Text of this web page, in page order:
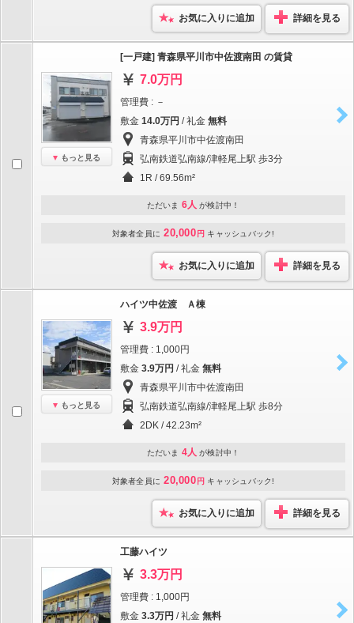
お気に入りに追加 詳細を見る
もっと見る
[一戸建] 青森県平川市中佐渡南田 の賃貸
7.0万円
管理費 : －
敷金 14.0万円 / 礼金 無料
青森県平川市中佐渡南田
弘南鉄道弘南線/津軽尾上駅 歩3分
1R / 69.56m²
ただいま 6人 が検討中！
対象者全員に 20,000 円 キャッシュバック!
お気に入りに追加 詳細を見る
もっと見る
ハイツ中佐渡 Ａ棟
3.9万円
管理費 : 1,000円
敷金 3.9万円 / 礼金 無料
青森県平川市中佐渡南田
弘南鉄道弘南線/津軽尾上駅 歩8分
2DK / 42.23m²
ただいま 4人 が検討中！
対象者全員に 20,000 円 キャッシュバック!
お気に入りに追加 詳細を見る
工藤ハイツ
3.3万円
管理費 : 1,000円
敷金 3.3万円 / 礼金 無料